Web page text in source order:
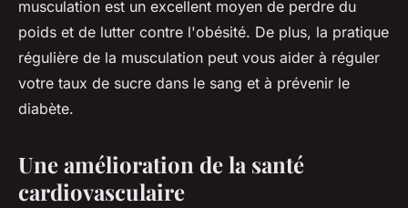
musculation est un excellent moyen de perdre du
poids et de lutter contre l'obésité. De plus, la pratique
régulière de la musculation peut vous aider à réguler
votre taux de sucre dans le sang et à prévenir le
diabète.
Une amélioration de la santé
cardiovasculaire